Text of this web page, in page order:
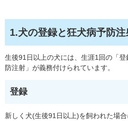
1.犬の登録と狂犬病予防
生後91日以上の犬には、生涯1回の「
防注射」が義務付けられています。
登録
新しく犬(生後91日以上)を飼われた場